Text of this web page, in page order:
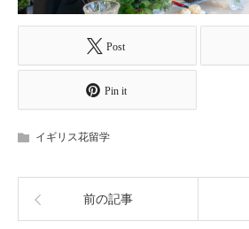
Post
Pin it
イギリス花留学
前の記事